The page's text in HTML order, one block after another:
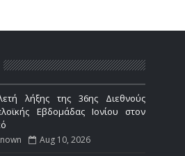
λήξης της 36ης Διεθνούς
Εβδομάδας Ιονίου στον
Aug 10, 2026